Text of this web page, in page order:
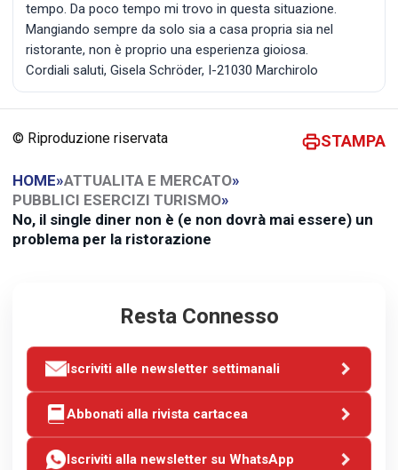
tempo. Da poco tempo mi trovo in questa situazione.
Mangiando sempre da solo sia a casa propria sia nel
ristorante, non è proprio una esperienza gioiosa.
Cordiali saluti, Gisela Schröder, I-21030 Marchirolo
© Riproduzione riservata STAMPA
HOME»ATTUALITA E MERCATO»
PUBBLICI ESERCIZI TURISMO»
No, il single diner non è (e non dovrà mai essere) un
problema per la ristorazione
Resta Connesso
Iscriviti alle newsletter settimanali
Abbonati alla rivista cartacea
Iscriviti alla newsletter su WhatsApp